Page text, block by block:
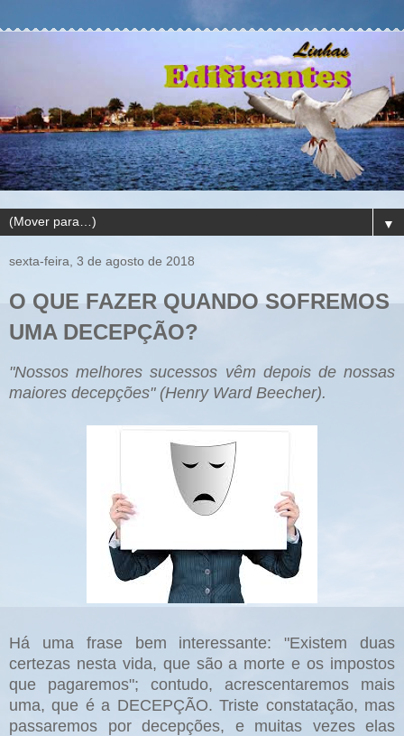
▼
sexta-feira, 3 de agosto de 2018
O QUE FAZER QUANDO SOFREMOS
UMA DECEPÇÃO?
"Nossos melhores sucessos vêm depois de nossas
maiores decepções" (Henry Ward Beecher).
Há uma frase bem interessante: "Existem duas
certezas nesta vida, que são a morte e os impostos
que pagaremos"; contudo, acrescentaremos mais
uma, que é a DECEPÇÃO. Triste constatação, mas
passaremos por decepções, e muitas vezes elas